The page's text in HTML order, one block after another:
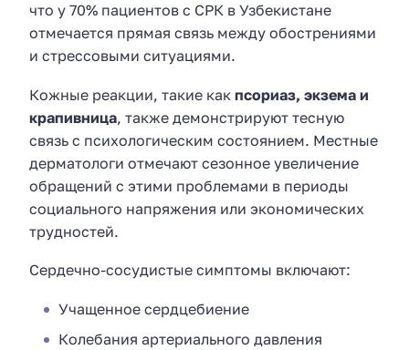
что у 70% пациентов с СРК в Узбекистане
отмечается прямая связь между обострениями
и стрессовыми ситуациями.
Кожные реакции, такие как псориаз, экзема и
крапивница, также демонстрируют тесную
связь с психологическим состоянием. Местные
дерматологи отмечают сезонное увеличение
обращений с этими проблемами в периоды
социального напряжения или экономических
трудностей.
Сердечно-сосудистые симптомы включают:
Учащенное сердцебиение
Колебания артериального давления